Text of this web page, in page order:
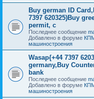
Buy german ID
7397 620325)Buy
permit, c
Последнее сообщение
Добавлено в форуме
машиностроения
Wasap{+44 7397
germany,Buy
bank
Последнее сообщение
Добавлено в форуме
машиностроения